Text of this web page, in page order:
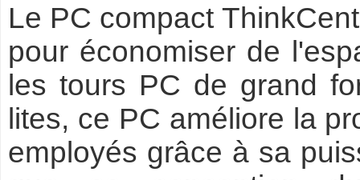
Le PC compact
pour économiser de
les tours PC de grand
lites, ce PC améliore la
employés grâce à sa